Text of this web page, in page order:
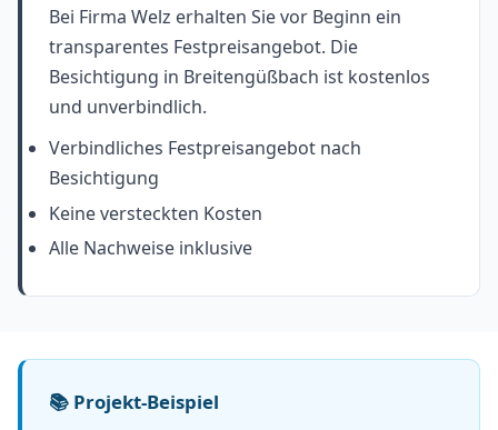
Bei Firma Welz erhalten Sie vor Beginn ein
transparentes Festpreisangebot. Die
Besichtigung in Breitengüßbach ist kostenlos
und unverbindlich.
Verbindliches Festpreisangebot nach
Besichtigung
Keine versteckten Kosten
Alle Nachweise inklusive
📚 Projekt-Beispiel